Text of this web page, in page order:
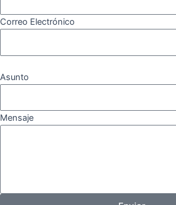
Correo Electrónico
Asunto
Mensaje